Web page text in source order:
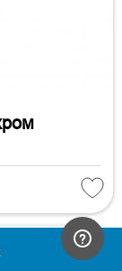
-34%